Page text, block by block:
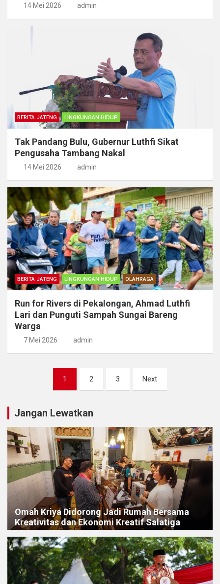
14 Mei 2026 admin
BERITA JATENG LINGKUNGAN HIDUP
Tak Pandang Bulu, Gubernur Luthfi Sikat
Pengusaha Tambang Nakal
14 Mei 2026 admin
BERITA JATENG LINGKUNGAN HIDUP OLAHRAGA
Run for Rivers di Pekalongan, Ahmad Luthfi
Lari dan Punguti Sampah Sungai Bareng
Warga
7 Mei 2026 admin
1 2 3 Next
Jangan Lewatkan
Omah Kriya Didorong Jadi Rumah Bersama
Kreativitas dan Ekonomi Kreatif Salatiga